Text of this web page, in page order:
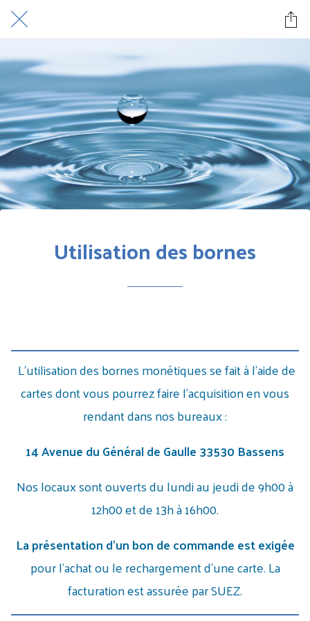
Utilisation des bornes
L'utilisation des bornes monétiques se fait à l'aide de
cartes dont vous pourrez faire l'acquisition en vous
rendant dans nos bureaux :
14 Avenue du Général de Gaulle 33530 Bassens
Nos locaux sont ouverts du lundi au jeudi de 9h00 à
12h00 et de 13h à 16h00.
La présentation d'un bon de commande est exigée
pour l'achat ou le rechargement d'une carte. La
facturation est assurée par SUEZ.